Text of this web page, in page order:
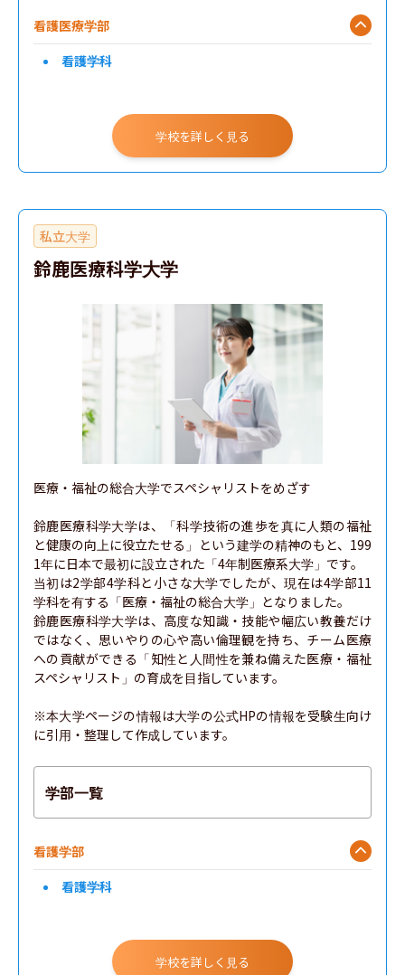
看護医療学部
看護学科
学校を詳しく見る
私立大学
鈴鹿医療科学大学
医療・福祉の総合大学でスペシャリストをめざす
鈴鹿医療科学大学は、「科学技術の進歩を真に人類の福祉
と健康の向上に役立たせる」という建学の精神のもと、199
1年に日本で最初に設立された「4年制医療系大学」です。
当初は2学部4学科と小さな大学でしたが、現在は4学部11
学科を有する「医療・福祉の総合大学」となりました。
鈴鹿医療科学大学は、高度な知識・技能や幅広い教養だけ
ではなく、思いやりの心や高い倫理観を持ち、チーム医療
への貢献ができる「知性と人間性を兼ね備えた医療・福祉
スペシャリスト」の育成を目指しています。
※本大学ページの情報は大学の公式HPの情報を受験生向け
に引用・整理して作成しています。
学部一覧
看護学部
看護学科
学校を詳しく見る